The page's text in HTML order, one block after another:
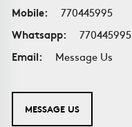
Mobile:
770445995
Whatsapp:
770445995
Email:
Message Us
MESSAGE US